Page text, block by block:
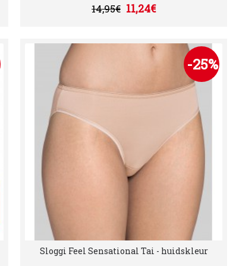
14,95€ 11,24€
-25%
Sloggi Feel Sensational Tai - huidskleur